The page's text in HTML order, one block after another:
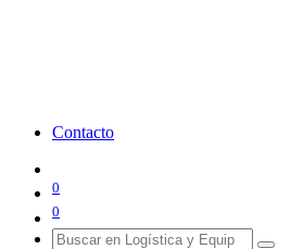
Contacto
0
0